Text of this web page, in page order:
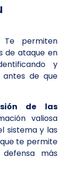
permiten
de ataque en
y
antes de que
de las
valiosa
sistema y las
te permite
más